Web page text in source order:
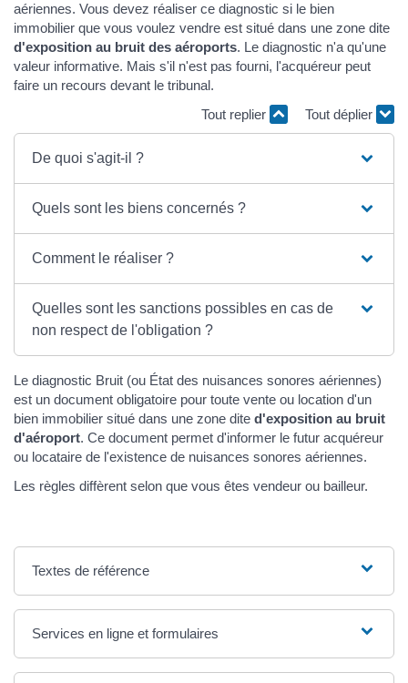
aériennes. Vous devez réaliser ce diagnostic si le bien
immobilier que vous voulez vendre est situé dans une zone dite
d'exposition au bruit des aéroports. Le diagnostic n'a qu'une
valeur informative. Mais s'il n'est pas fourni, l'acquéreur peut
faire un recours devant le tribunal.
Tout replier
Tout déplier
De quoi s'agit-il ?
Quels sont les biens concernés ?
Comment le réaliser ?
Quelles sont les sanctions possibles en cas de
non respect de l'obligation ?
Le diagnostic Bruit (ou État des nuisances sonores aériennes)
est un document obligatoire pour toute vente ou location d'un
bien immobilier situé dans une zone dite d'exposition au bruit
d'aéroport. Ce document permet d'informer le futur acquéreur
ou locataire de l'existence de nuisances sonores aériennes.
Les règles diffèrent selon que vous êtes vendeur ou bailleur.
Textes de référence
Services en ligne et formulaires